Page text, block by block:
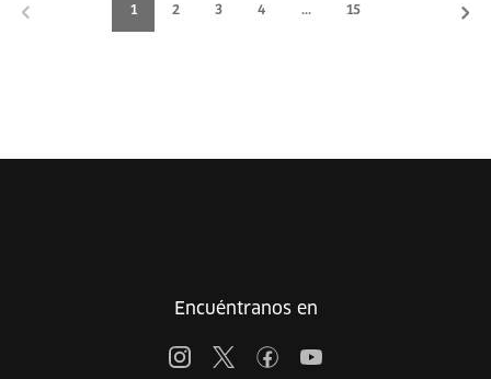
< 1 2 3 4 ... 15 >
Encuéntranos en